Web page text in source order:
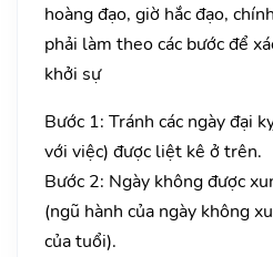
hoàng đạo, giờ hắc đạo,
phải làm theo các bước để
khởi sự
Bước 1: Tránh các ngày đại
với việc) được liệt kê ở trên.
Bước 2: Ngày không được
(ngũ hành của ngày không
của tuổi).